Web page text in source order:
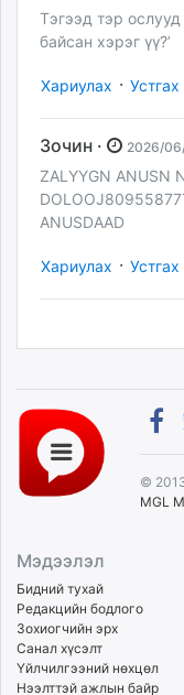
Тэгээд тэр
байсан хэрэг үү?’
Хариулах · Устгах
Зочин · 2026/
ZALYYGN ANUSN
ANUSDAAD
Хариулах · Устгах
©
MGL
Мэдээлэл
Бидний тухай
Редакцийн бодлого
Зохиогчийн эрх
Санал хүсэлт
Үйлчилгээний нөхцөл
Нээлттэй ажлын байр